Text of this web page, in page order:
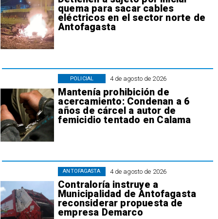
quema para sacar cables
eléctricos en el sector norte de
Antofagasta
4 de agosto de 2026
Mantenía prohibición de
acercamiento: Condenan a 6
años de cárcel a autor de
femicidio tentado en Calama
POLICIAL
4 de agosto de 2026
Contraloría instruye a
Municipalidad de Antofagasta
reconsiderar propuesta de
empresa Demarco
ANTOFAGASTA